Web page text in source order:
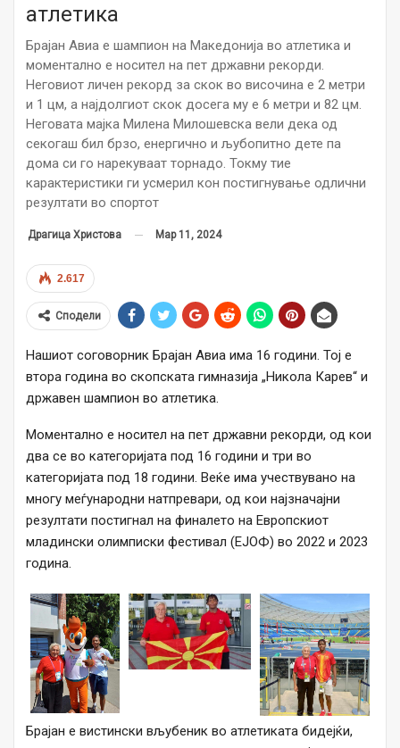
атлетика
Брајан Авиа е шампион на Македонија во атлетика и
моментално е носител на пет државни рекорди.
Неговиот личен рекорд за скок во височина е 2 метри
и 1 цм, а најдолгиот скок досега му е 6 метри и 82 цм.
Неговата мајка Милена Милошевска вели дека од
секогаш бил брзо, енергично и љубопитно дете па
дома си го нарекуваат торнадо. Токму тие
карактеристики ги усмерил кон постигнување одлични
резултати во спортот
Драгица Христова Мар 11, 2024
2.617
Сподели
Нашиот соговорник Брајан Авиа има 16 години. Тој е
втора година во скопската гимназија „Никола Карев“ и
државен шампион во атлетика.
Моментално е носител на пет државни рекорди, од кои
два се во категоријата под 16 години и три во
категоријата под 18 години. Веќе има учествувано на
многу меѓународни натпревари, од кои најзначајни
резултати постигнал на финалето на Европскиот
младински олимписки фестивал (ЕЈОФ) во 2022 и 2023
година.
Брајан е вистински вљубеник во атлетиката бидејќи,